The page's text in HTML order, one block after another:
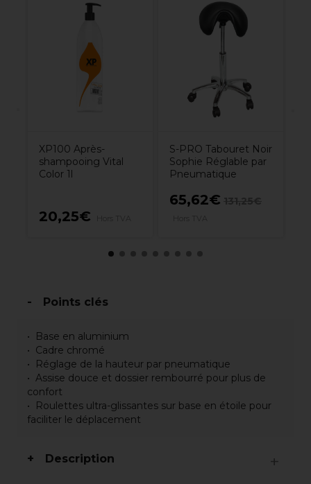
XP100 Après-
shampooing Vital
Color 1l
20,25€
S-PRO Tabouret Noir
Sophie Réglable par
Pneumatique
65,62€
Points clés
Base en aluminium
Cadre chromé
Réglage de la hauteur par pneumatique
Assise douce et dossier rembourré pour plus de
confort
Roulettes ultra-glissantes sur base en étoile pour
faciliter le déplacement
Description